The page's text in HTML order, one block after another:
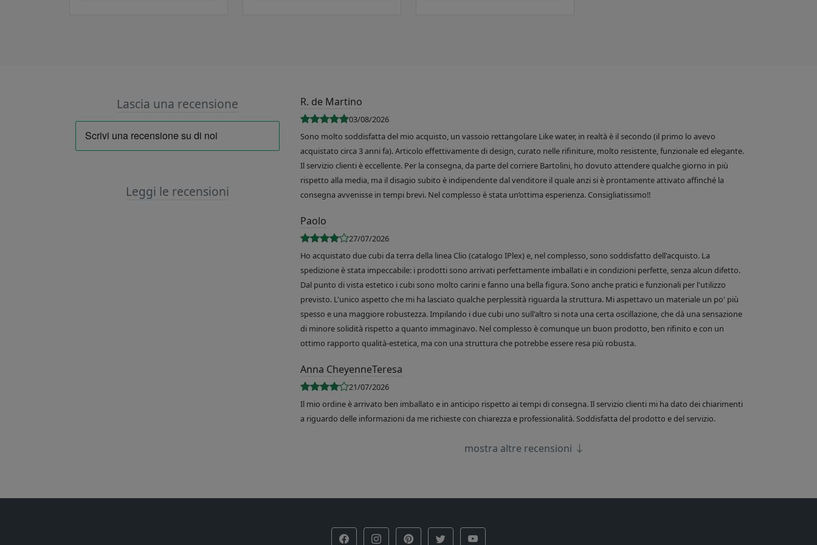
Lascia una recensione
Leggi le recensioni
R. de Martino
03/08/2026
Sono molto soddisfatta del mio acquisto, un vassoio rettangolare Like water, in realtà è il secondo (il primo lo avevo
acquistato circa 3 anni fa). Articolo effettivamente di design, curato nelle rifiniture, molto resistente, funzionale ed elegante.
Il servizio clienti è eccellente. Per la consegna, da parte del corriere Bartolini, ho dovuto attendere qualche giorno in più
rispetto alla media, ma il disagio subito è indipendente dal venditore il quale anzi si è prontamente attivato affinché la
consegna avvenisse in tempi brevi. Nel complesso è stata un’ottima esperienza. Consigliatissimo!!
Paolo
27/07/2026
Ho acquistato due cubi da terra della linea Clio (catalogo IPlex) e, nel complesso, sono soddisfatto dell'acquisto. La
spedizione è stata impeccabile: i prodotti sono arrivati perfettamente imballati e in condizioni perfette, senza alcun difetto.
Dal punto di vista estetico i cubi sono molto carini e fanno una bella figura. Sono anche pratici e funzionali per l'utilizzo
previsto. L'unico aspetto che mi ha lasciato qualche perplessità riguarda la struttura. Mi aspettavo un materiale un po' più
spesso e una maggiore robustezza. Impilando i due cubi uno sull'altro si nota una certa oscillazione, che dà una sensazione
di minore solidità rispetto a quanto immaginavo. Nel complesso è comunque un buon prodotto, ben rifinito e con un
ottimo rapporto qualità-estetica, ma con una struttura che potrebbe essere resa più robusta.
Anna CheyenneTeresa
21/07/2026
Il mio ordine è arrivato ben imballato e in anticipo rispetto ai tempi di consegna. Il servizio clienti mi ha dato dei chiarimenti
a riguardo delle informazioni da me richieste con chiarezza e professionalità. Soddisfatta del prodotto e del servizio.
mostra altre recensioni